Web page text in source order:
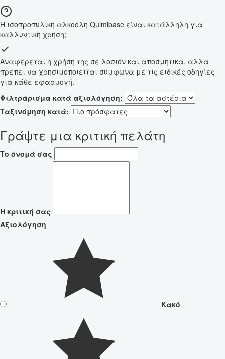
Η ισοπροπυλική αλκοόλη Quimibase είναι κατάλληλη για
καλλυντική χρήση;
Αναφέρεται η χρήση της σε λοσιόν και αποσμητικά, αλλά
πρέπει να χρησιμοποιείται σύμφωνα με τις ειδικές οδηγίες
για κάθε εφαρμογή.
Φιλτράρισμα κατά αξιολόγηση:
Ταξινόμηση κατά:
Γράψτε μια κριτική πελάτη
Το όνομά σας
Η κριτική σας
Αξιολόγηση
Κακό